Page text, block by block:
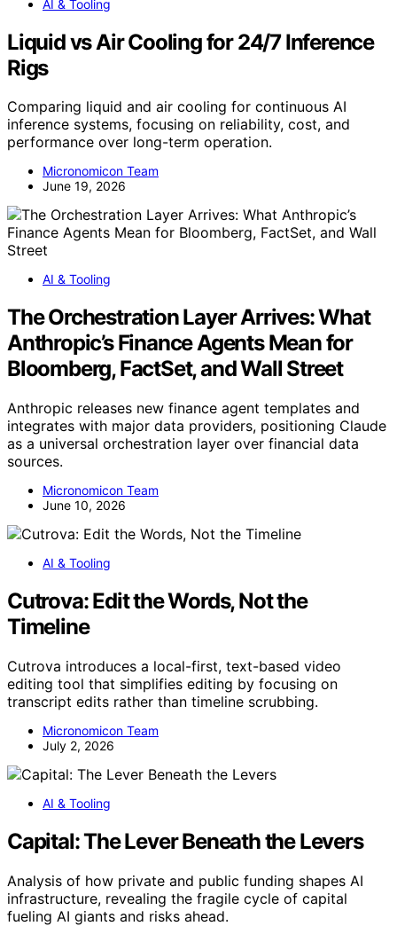
AI & Tooling
Liquid vs Air Cooling for 24/7 Inference
Rigs
Comparing liquid and air cooling for continuous AI
inference systems, focusing on reliability, cost, and
performance over long-term operation.
Micronomicon Team
June 19, 2026
AI & Tooling
The Orchestration Layer Arrives: What
Anthropic’s Finance Agents Mean for
Bloomberg, FactSet, and Wall Street
Anthropic releases new finance agent templates and
integrates with major data providers, positioning Claude
as a universal orchestration layer over financial data
sources.
Micronomicon Team
June 10, 2026
AI & Tooling
Cutrova: Edit the Words, Not the
Timeline
Cutrova introduces a local-first, text-based video
editing tool that simplifies editing by focusing on
transcript edits rather than timeline scrubbing.
Micronomicon Team
July 2, 2026
AI & Tooling
Capital: The Lever Beneath the Levers
Analysis of how private and public funding shapes AI
infrastructure, revealing the fragile cycle of capital
fueling AI giants and risks ahead.